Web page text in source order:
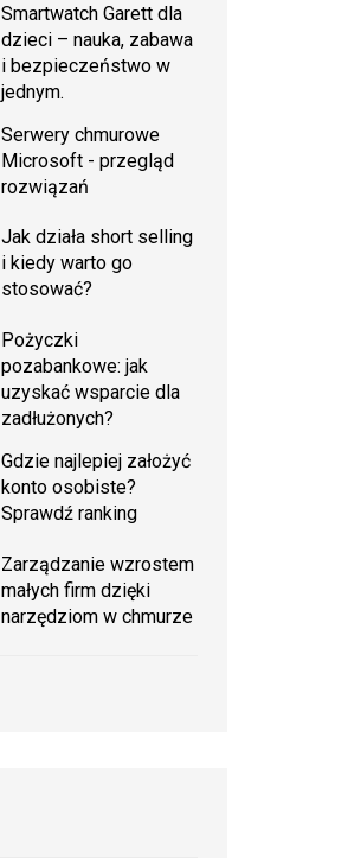
Smartwatch Garett dla
dzieci – nauka, zabawa
i bezpieczeństwo w
jednym.
Serwery chmurowe
Microsoft - przegląd
rozwiązań
Jak działa short selling
i kiedy warto go
stosować?
Pożyczki
pozabankowe: jak
uzyskać wsparcie dla
zadłużonych?
Gdzie najlepiej założyć
konto osobiste?
Sprawdź ranking
Zarządzanie wzrostem
małych firm dzięki
narzędziom w chmurze